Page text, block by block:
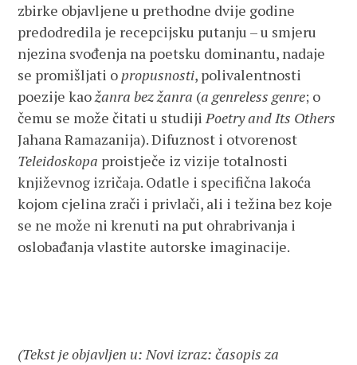
zbirke objavljene u prethodne dvije godine
predodredila je recepcijsku putanju – u smjeru
njezina svođenja na poetsku dominantu, nadaje
se promišljati o propusnosti, polivalentnosti
poezije kaožanra bez žanra (a genreless genre; o
čemu se može čitati u studijiPoetry and Its Others
Jahana Ramazanija). Difuznost i otvorenost
Teleidoskopa proistječe iz vizije totalnosti
književnog izričaja. Odatle i specifična lakoća
kojom cjelina zrači i privlači, ali i težina bez koje
se ne može ni krenuti na put ohrabrivanja i
oslobađanja vlastite autorske imaginacije.
(Tekst je objavljen u: Novi izraz: časopis za